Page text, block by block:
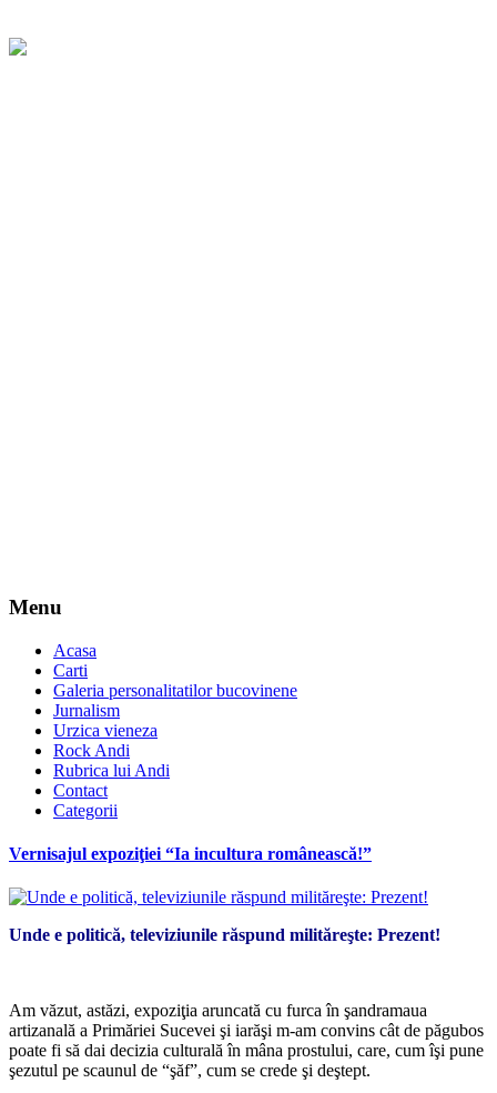
Menu
Acasa
Carti
Galeria personalitatilor bucovinene
Jurnalism
Urzica vieneza
Rock Andi
Rubrica lui Andi
Contact
Categorii
Vernisajul expoziţiei “Ia incultura românească!”
Unde e politică, televiziunile răspund milităreşte: Prezent!
Am văzut, astăzi, expoziţia aruncată cu furca în şandramaua
artizanală a Primăriei Sucevei şi iarăşi m-am convins cât de păgubos
poate fi să dai decizia culturală în mâna prostului, care, cum îşi pune
şezutul pe scaunul de “şăf”, cum se crede şi deştept.